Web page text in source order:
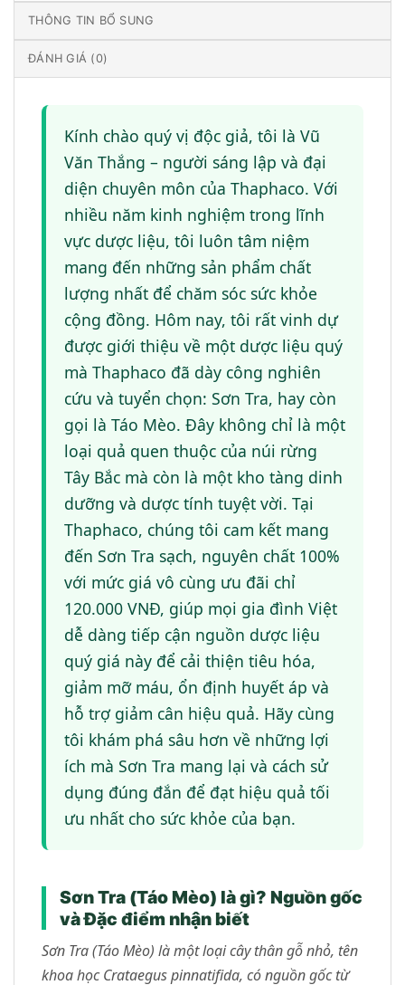
THÔNG TIN BỔ SUNG
ĐÁNH GIÁ (0)
Kính chào quý vị độc giả, tôi là Vũ
Văn Thắng – người sáng lập và đại
diện chuyên môn của Thaphaco. Với
nhiều năm kinh nghiệm trong lĩnh
vực dược liệu, tôi luôn tâm niệm
mang đến những sản phẩm chất
lượng nhất để chăm sóc sức khỏe
cộng đồng. Hôm nay, tôi rất vinh dự
được giới thiệu về một dược liệu quý
mà Thaphaco đã dày công nghiên
cứu và tuyển chọn: Sơn Tra, hay còn
gọi là Táo Mèo. Đây không chỉ là một
loại quả quen thuộc của núi rừng
Tây Bắc mà còn là một kho tàng dinh
dưỡng và dược tính tuyệt vời. Tại
Thaphaco, chúng tôi cam kết mang
đến Sơn Tra sạch, nguyên chất 100%
với mức giá vô cùng ưu đãi chỉ
120.000 VNĐ, giúp mọi gia đình Việt
dễ dàng tiếp cận nguồn dược liệu
quý giá này để cải thiện tiêu hóa,
giảm mỡ máu, ổn định huyết áp và
hỗ trợ giảm cân hiệu quả. Hãy cùng
tôi khám phá sâu hơn về những lợi
ích mà Sơn Tra mang lại và cách sử
dụng đúng đắn để đạt hiệu quả tối
ưu nhất cho sức khỏe của bạn.
Sơn Tra (Táo Mèo) là gì? Nguồn gốc
và Đặc điểm nhận biết
Sơn Tra (Táo Mèo) là một loại cây thân gỗ nhỏ, tên
khoa học Crataegus pinnatifida, có nguồn gốc từ